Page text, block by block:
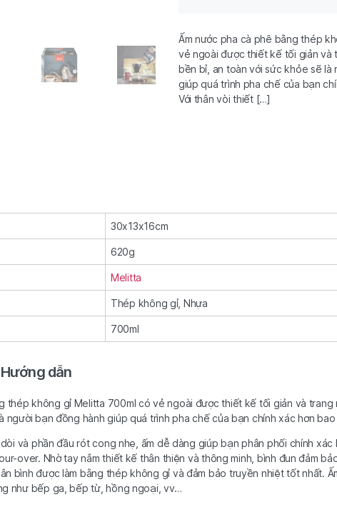
Ấm nước pha cà phê bằng thép
vẻ ngoài được thiết kế tối giản và
bền bỉ, an toàn với sức khỏe sẽ là
giúp quá trình pha chế của bạn
Với thân vòi thiết […]
30x13x16cm
620g
Melitta
Thép không gỉ, Nhựa
700ml
dẫn
thép không gỉ Melitta 700ml có vẻ ngoài được thiết kế tối giản và trang
người bạn đồng hành giúp quá trình pha chế của bạn chính xác hơn
và phần đầu rót cong nhẹ, ấm dễ dàng giúp bạn phân phối chính xác
over. Nhờ tay nắm thiết kế thân thiện và thông minh, bình đun đảm
bình được làm bằng thép không gỉ và đảm bảo truyền nhiệt tốt nhất.
như bếp ga, bếp từ, hồng ngoại, vv…